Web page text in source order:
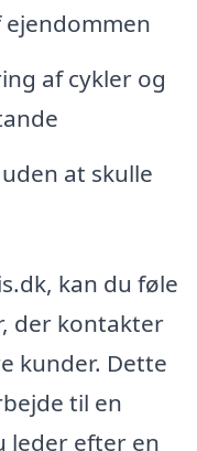
af cykler og
at skulle
kan du føle
der kontakter
kunder. Dette
til en
leder efter en